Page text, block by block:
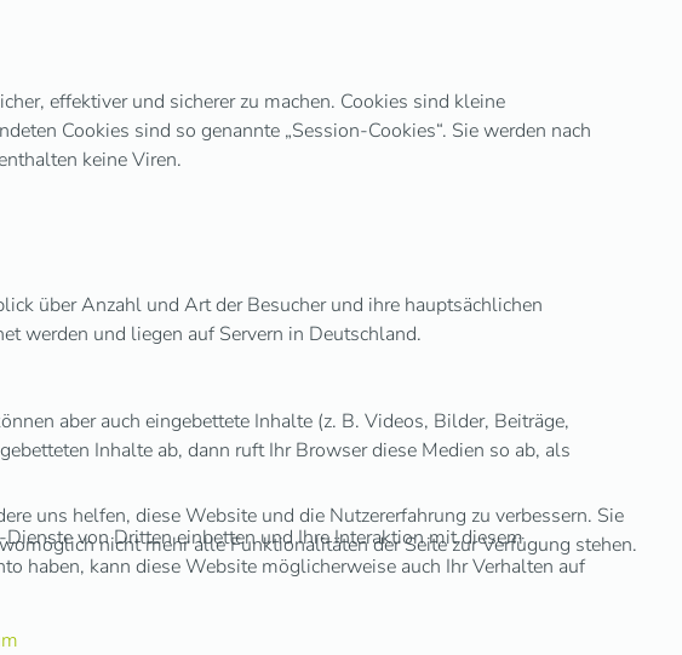
effektiver und sicherer zu machen. Cookies sind kleine
Cookies sind so genannte „Session-Cookies“. Sie werden nach
keine Viren.
über Anzahl und Art der Besucher und ihre hauptsächlichen
werden und liegen auf Servern in Deutschland.
aber auch eingebettete Inhalte (z. B. Videos, Bilder, Beiträge,
Inhalte ab, dann ruft Ihr Browser diese Medien so ab, als
von Dritten einbetten und Ihre Interaktion mit diesem
haben, kann diese Website möglicherweise auch Ihr Verhalten auf
uns helfen, diese Website und die Nutzererfahrung zu verbessern. Sie
nicht mehr alle Funktionalitäten der Seite zur Verfügung stehen.